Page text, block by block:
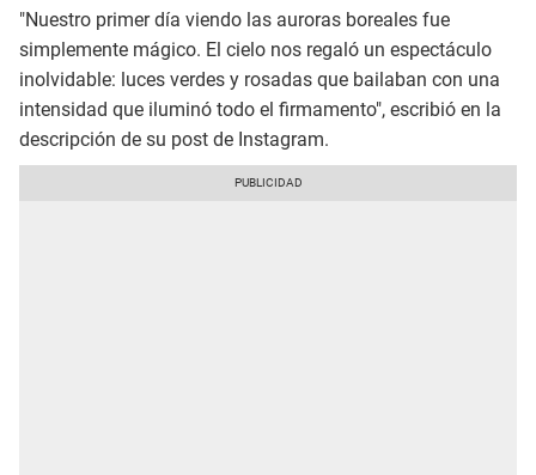
"Nuestro primer día viendo las auroras boreales fue
simplemente mágico. El cielo nos regaló un espectáculo
inolvidable: luces verdes y rosadas que bailaban con una
intensidad que iluminó todo el firmamento", escribió en la
descripción de su post de Instagram.